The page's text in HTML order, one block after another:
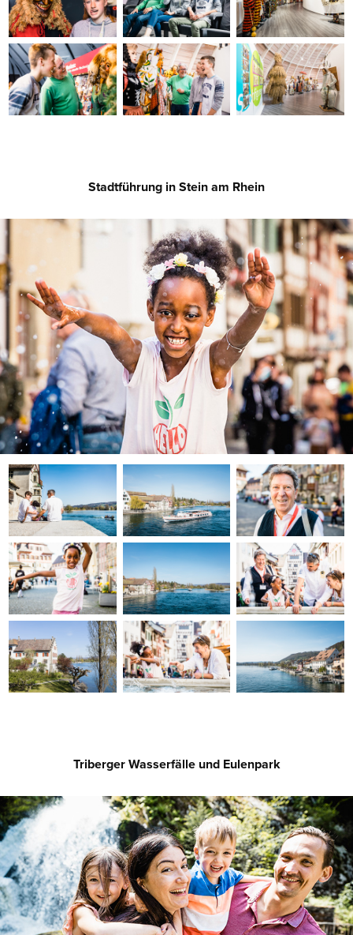
Stadtführung in Stein am Rhein
Triberger Wasserfälle und Eulenpark